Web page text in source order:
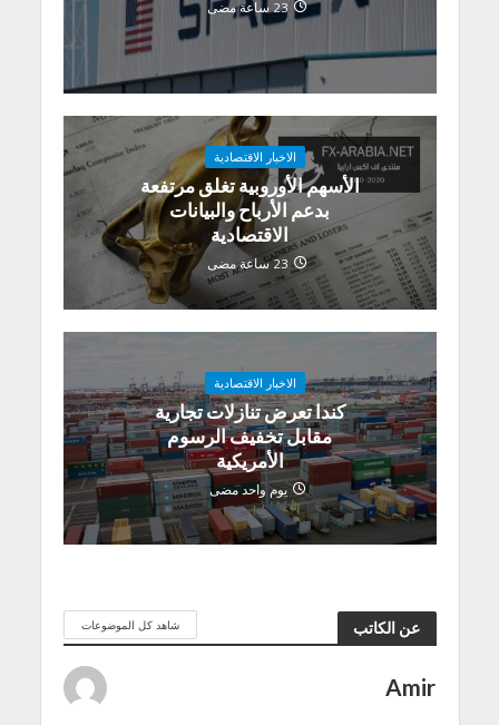
23 ساعة مضى
الاخبار الاقتصادية
الأسهم الأوروبية تغلق مرتفعة
بدعم الأرباح والبيانات
الاقتصادية
23 ساعة مضى
الاخبار الاقتصادية
كندا تعرض تنازلات تجارية
مقابل تخفيف الرسوم
الأمريكية
يوم واحد مضى
عن الكاتب شاهد كل الموضوعات
Amir